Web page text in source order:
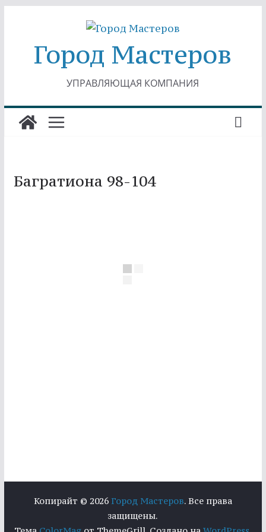
содержимому
Город Мастеров
УПРАВЛЯЮЩАЯ КОМПАНИЯ
Багратиона 98-104
Копирайт © 2026 Город Мастеров. Все права
защищены.